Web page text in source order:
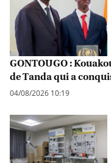
GONTOUGO :
de Tanda qui a
04/08/2026 10:19